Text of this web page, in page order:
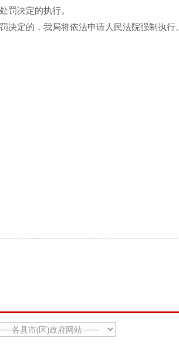
罚决定的执行。
定的，我局将依法申请人民法院强制执行。